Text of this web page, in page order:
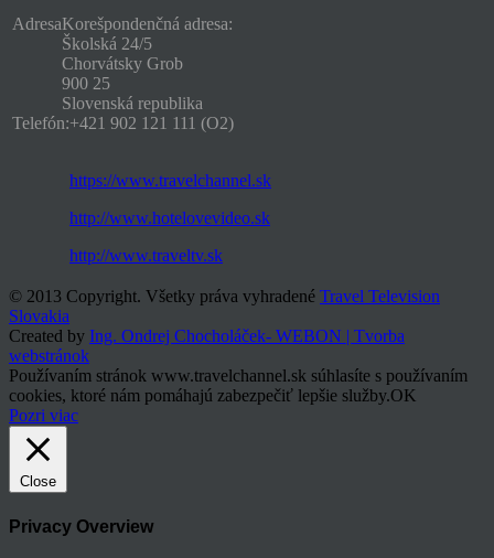
AdresaKorešpondenčná adresa:
Školská 24/5
Chorvátsky Grob
900 25
Slovenská republika
Telefón:+421 902 121 111 (O2)
https://www.travelchannel.sk
http://www.hotelovevideo.sk
http://www.traveltv.sk
© 2013 Copyright. Všetky práva vyhradené Travel Television
Slovakia
Created by Ing. Ondrej Chocholáček- WEBON | Tvorba
webstránok
Používaním stránok www.travelchannel.sk súhlasíte s používaním
cookies, ktoré nám pomáhajú zabezpečiť lepšie služby.OK
Pozri viac
Close
Privacy Overview